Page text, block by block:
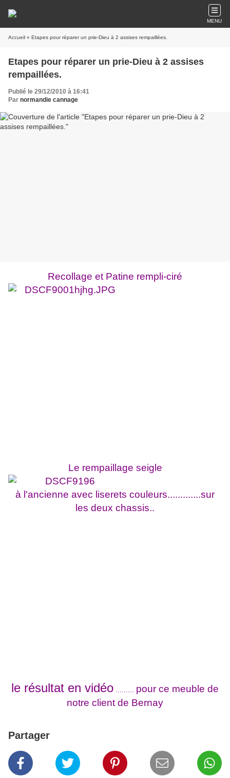
MENU
Accueil » Etapes pour réparer un prie-Dieu à 2 assises rempaillées.
Etapes pour réparer un prie-Dieu à 2 assises
rempaillées.
Publié le 29/12/2010 à 16:41
Par normandie cannage
Recollage et Patine rempli-ciré
Le rempaillage seigle
à l'ancienne avec liserets couleurs.............sur
les deux chassis..
le résultat en vidéo
pour ce meuble de
notre client de Bernay
Partager